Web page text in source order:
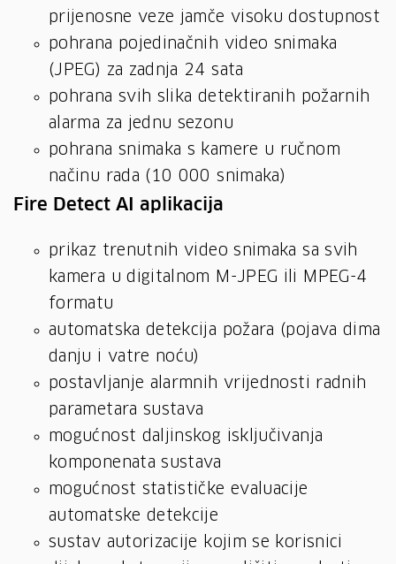
prijenosne veze jamče visoku dostupnost
pohrana pojedinačnih video snimaka
(JPEG) za zadnja 24 sata
pohrana svih slika detektiranih požarnih
alarma za jednu sezonu
pohrana snimaka s kamere u ručnom
načinu rada (10 000 snimaka)
Fire Detect AI aplikacija
prikaz trenutnih video snimaka sa svih
kamera u digitalnom M-JPEG ili MPEG-4
formatu
automatska detekcija požara (pojava dima
danju i vatre noću)
postavljanje alarmnih vrijednosti radnih
parametara sustava
mogućnost daljinskog isključivanja
komponenata sustava
mogućnost statističke evaluacije
automatske detekcije
sustav autorizacije kojim se korisnici